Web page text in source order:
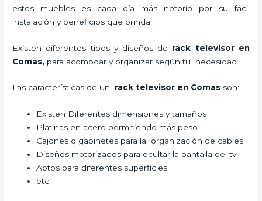
estos muebles es cada día más notorio por su fácil
instalación y beneficios que brinda.
Existen diferentes tipos y diseños de rack televisoren
Comas, para acomodar y organizar según tu necesidad.
Las características de un rack televisor en Comas son:
Existen Diferentes dimensiones y tamaños
Platinas en acero permitiendo más peso
Cajones o gabinetes para la organización de cables
Diseños motorizados para ocultar la pantalla del tv
Aptos para diferentes superficies
etc